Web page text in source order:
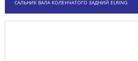
САЛЬНИК ВАЛА КОЛЕНЧАТОГО ЗАДНИЙ ELRING